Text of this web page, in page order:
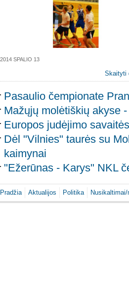
2014 SPALIO 13
Skaityti
Pasaulio čempionate
Mažųjų molėtiškių akyse
Europos judėjimo
Dėl "Vilnies" taurės su
kaimynai
"Ežerūnas - Karys" NKL
Pradžia Aktualijos Politika Nusikaltimai/